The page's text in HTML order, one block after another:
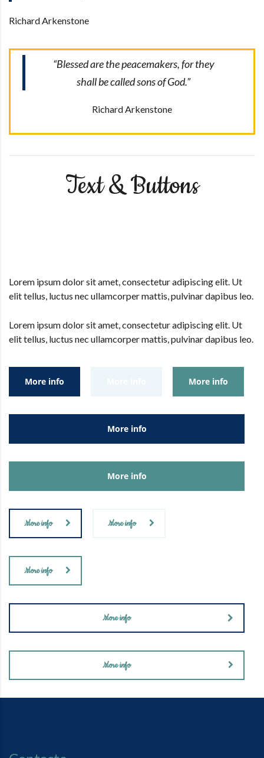
Richard Arkenstone
“Blessed are the peacemakers, for they
shall be called sons of God.”
Richard Arkenstone
Text & Buttons
Lorem ipsum dolor sit amet, consectetur adipiscing elit. Ut
elit tellus, luctus nec ullamcorper mattis, pulvinar dapibus leo.
Lorem ipsum dolor sit amet, consectetur adipiscing elit. Ut
elit tellus, luctus nec ullamcorper mattis, pulvinar dapibus leo.
More info More info
More info
More info
More info More info
More info
More info
More info